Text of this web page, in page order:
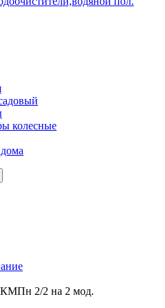
колесные
КМПн 2/2 на 2 мод.